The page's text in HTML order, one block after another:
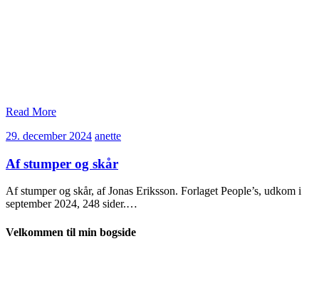
Read More
29. december 202429.
2024
anetteanette
Af stumper og skår
Af stumper og skår, af Jonas Eriksson. Forlaget People’s, udkom i
september 2024, 248 sider.…
Velkommen til min bogside